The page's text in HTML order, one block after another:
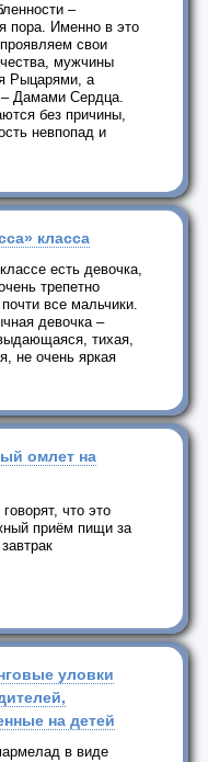
–
пора. Именно в это
свои
мужчины
Рыцарями, а
Дамами Сердца.
без причины,
невпопад и
класса
есть девочка,
трепетно
все мальчики.
девочка –
тихая,
не очень яркая
омлет на
что это
приём пищи за
уловки
на детей
в виде